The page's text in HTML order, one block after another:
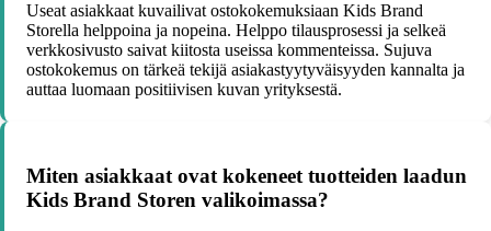
Useat asiakkaat kuvailivat ostokokemuksiaan Kids Brand
Storella helppoina ja nopeina. Helppo tilausprosessi ja selkeä
verkkosivusto saivat kiitosta useissa kommenteissa. Sujuva
ostokokemus on tärkeä tekijä asiakastyytyväisyyden kannalta ja
auttaa luomaan positiivisen kuvan yrityksestä.
Miten asiakkaat ovat kokeneet tuotteiden laadun
Kids Brand Storen valikoimassa?